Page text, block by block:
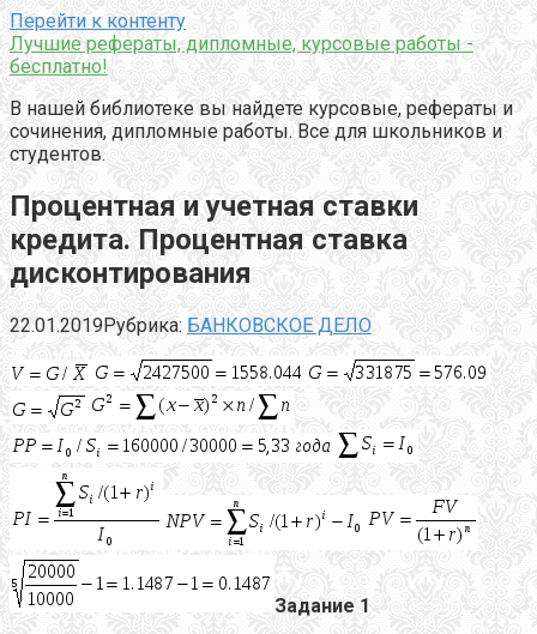
Перейти к контенту
Лучшие рефераты, дипломные, курсовые работы -
бесплатно!
В нашей библиотеке вы найдете курсовые, рефераты и
сочинения, дипломные работы. Все для школьников и
студентов.
Процентная и учетная ставки
кредита. Процентная ставка
дисконтирования
22.01.2019Рубрика: БАНКОВСКОЕ ДЕЛО
Задание 1